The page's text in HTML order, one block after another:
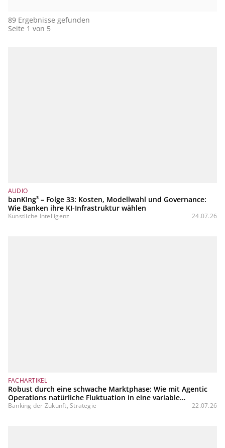
89 Ergebnisse gefunden
Seite 1 von 5
AUDIO
banKIng³ – Folge 33: Kosten, Modellwahl und Governance:
Wie Banken ihre KI-Infrastruktur wählen
Künstliche Intelligenz 24.07.26
FACHARTIKEL
Robust durch eine schwache Marktphase: Wie mit Agentic
Operations natürliche Fluktuation in eine variable
Kostenstruktur transformiert werden kann
Banking der Zukunft, Strategie 22.07.26